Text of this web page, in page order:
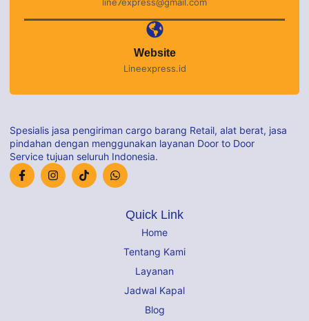
Website
Lineexpress.id
Spesialis jasa pengiriman cargo barang Retail, alat berat, jasa
pindahan dengan menggunakan layanan Door to Door
Service tujuan seluruh Indonesia.
Quick Link
Home
Tentang Kami
Layanan
Jadwal Kapal
Blog